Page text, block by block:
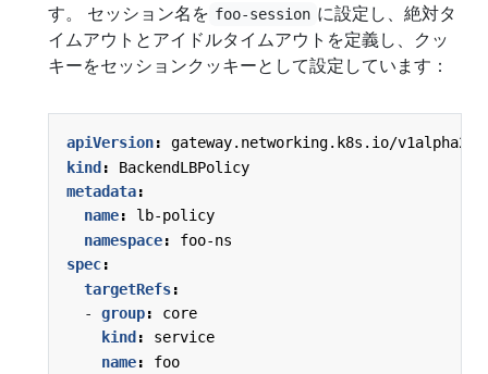
す。 セッション名を foo-session に設定し、絶対タ
イムアウトとアイドルタイムアウトを定義し、クッ
キーをセッションクッキーとして設定しています：
apiVersion:
gateway.networking.k8s.io/v1alpha2
kind:
BackendLBPolicy
metadata:
name:
lb-policy
namespace:
foo-ns
spec:
targetRefs:
- group:
core
kind :
service
name: foo